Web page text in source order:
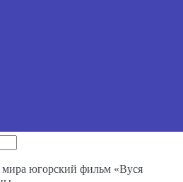
югорский фильм «Вуся